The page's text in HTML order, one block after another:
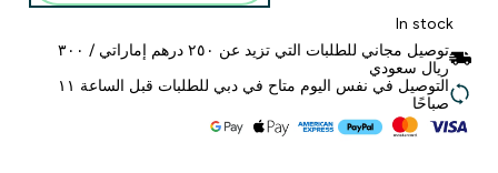
In stock
توصيل مجاني للطلبات التي تزيد عن ٢٥٠ درهم إماراتي / ٣٠٠
ريال سعودي
التوصيل في نفس اليوم متاح في دبي للطلبات قبل الساعة ١١
صباحًا